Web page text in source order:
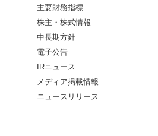
主要財務指標
株主・株式情報
中長期方針
電子公告
IRニュース
メディア掲載情報
ニュースリリース